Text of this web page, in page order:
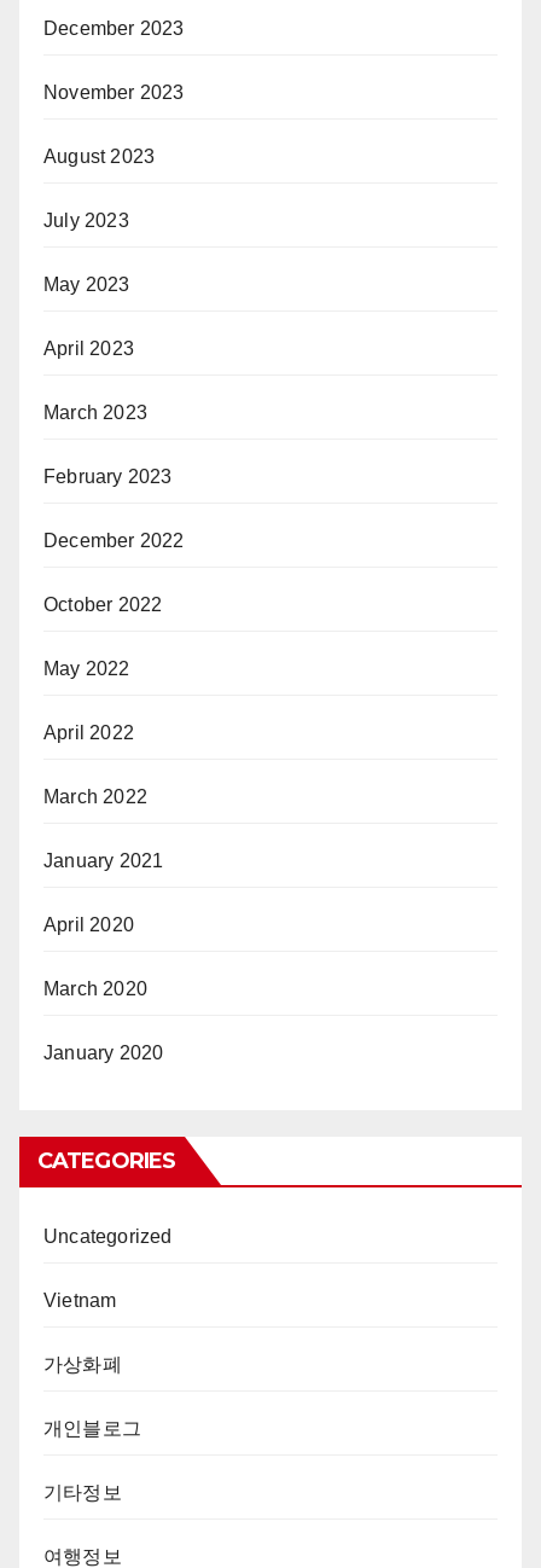
December 2023
November 2023
August 2023
July 2023
May 2023
April 2023
March 2023
February 2023
December 2022
October 2022
May 2022
April 2022
March 2022
January 2021
April 2020
March 2020
January 2020
CATEGORIES
Uncategorized
Vietnam
가상화폐
개인블로그
기타정보
여행정보